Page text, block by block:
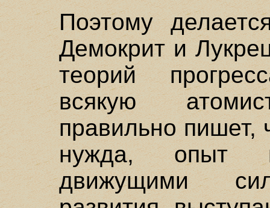
Поэтому
Демокрит и
теорий
всякую
правильно пишет,
нужда, опыт
движущими